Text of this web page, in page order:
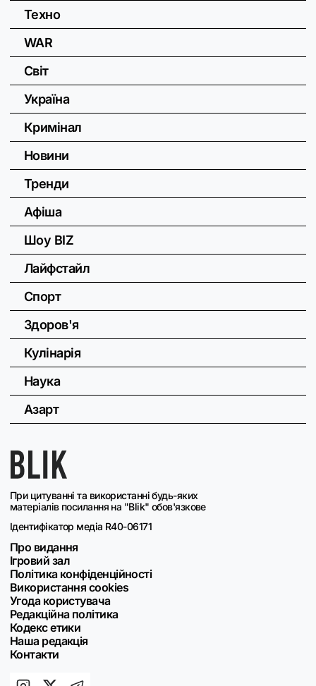
При цитуванні та використанні будь-яких
матеріалів посилання на "Blik" обов'язкове
Ідентифікатор медіа R40-06171
Про видання
Ігровий зал
Політика конфіденційності
Використання cookies
Угода користувача
Редакційна політика
Кодекс етики
Наша редакція
Контакти
Техно
WAR
Світ
Україна
Кримінал
Новини
Тренди
Афіша
Шоу BIZ
Лайфстайл
Спорт
Здоров'я
Кулінарія
Наука
Азарт